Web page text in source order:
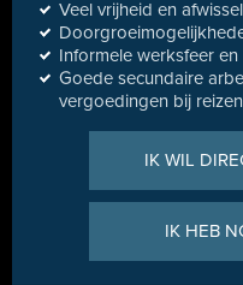
Veel vrijheid en
Informele werksfeer
Goede secundaire
vergoedingen bij reizen
IK WIL
IK HEB